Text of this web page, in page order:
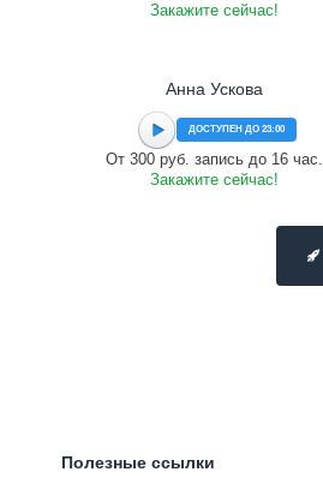
Закажите сейчас!
Анна Ускова
ДОСТУПЕН ДО 23:00
От 300 руб. запись до 16 час.
Закажите сейчас!
Полезные ссылки